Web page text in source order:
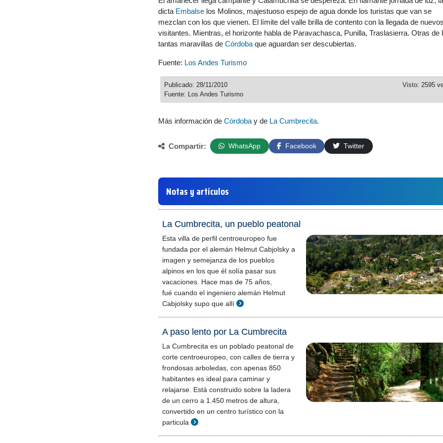
dicta Embalse los Molinos, majestuoso espejo de agua donde los turistas que van se
mezclan con los que vienen. El límite del valle brilla de contento con la llegada de nuevos
visitantes. Mientras, el horizonte habla de Paravachasca, Punilla, Traslasierra. Otras de
tantas maravillas de Córdoba que aguardan ser descubiertas.
Fuente: Los Andes Turismo
Visto: 2595
Publicado: 28/11/2010
Fuente: Los Andes Turismo
Más información de Córdoba y de La Cumbrecita.
Compartir: WhatsApp Facebook Twitter
Notas y artículos
La Cumbrecita, un pueblo peatonal
Esta villa de perfil centroeuropeo fue
fundada por el alemán Helmut Cabjolsky a
imagen y semejanza de los pueblos
alpinos en los que él solía pasar sus
vacaciones. Hace mas de 75 años,
fué cuando el ingeniero alemán Helmut
Cabjolsky supo que allí
A paso lento por La Cumbrecita
La Cumbrecita es un poblado peatonal de
corte centroeuropeo, con calles de tierra y
frondosas arboledas, con apenas 850
habitantes es ideal para caminar y
relajarse. Está construido sobre la ladera
de un cerro a 1.450 metros de altura,
convertido en un centro turístico con la
particula